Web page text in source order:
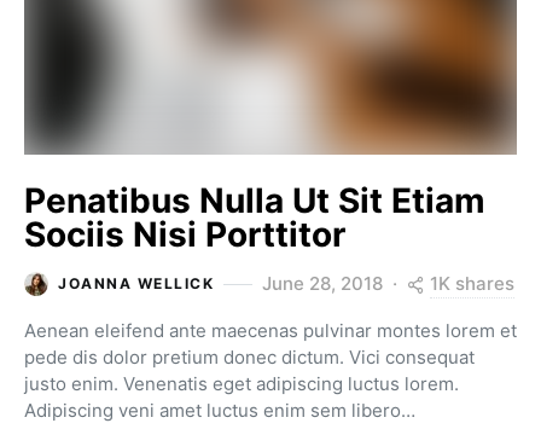
Penatibus Nulla Ut Sit Etiam
Sociis Nisi Porttitor
JOANNA WELLICK June 28, 2018 1K shares
Aenean eleifend ante maecenas pulvinar montes lorem et
pede dis dolor pretium donec dictum. Vici consequat
justo enim. Venenatis eget adipiscing luctus lorem.
Adipiscing veni amet luctus enim sem libero…